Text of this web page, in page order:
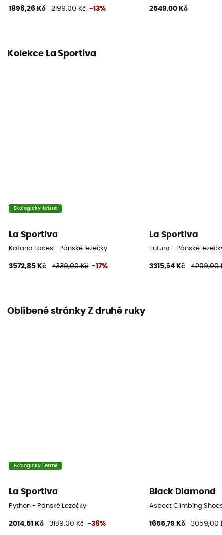
Možnost podražení
1896,26 Kč 2199,00 Kč -13% 2549,00 Kč
Kolekce La Sportiva
Ekologicky šetrné
La Sportiva
Katana Laces - Pánské lezečky
3572,85 Kč 4339,00 Kč -17%
La Sportiva
Futura - Pánské
3315,64 Kč 4209,00
Oblíbené stránky Z druhé ruky
Ekologicky šetrné
La Sportiva
Python - Pánské Lezečky
2014,51 Kč 3189,00 Kč -36%
Black Diamond
Aspect Climbing
1655,79 Kč 3059,00